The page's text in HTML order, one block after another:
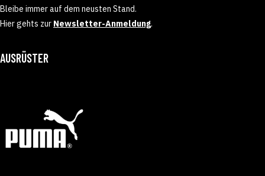
Bleibe immer auf dem neusten Stand.
Hier gehts zur Newsletter-Anmeldung.
AUSRÜSTER